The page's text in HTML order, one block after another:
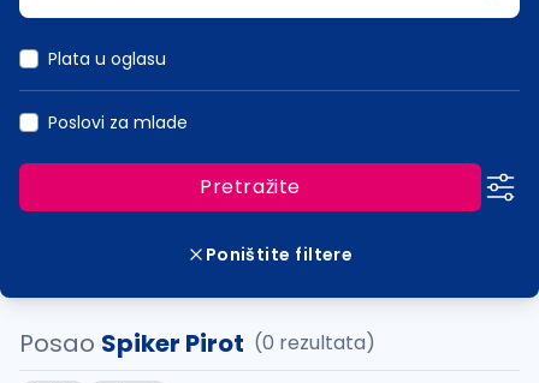
Plata u oglasu
Poslovi za mlade
Pretražite
Poništite filtere
Posao Spiker Pirot (0 rezultata)